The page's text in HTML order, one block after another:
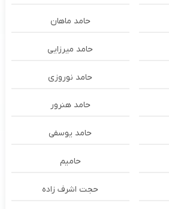
حامد ماهان
حامد میرزایی
حامد نوروزی
حامد هنرور
حامد یوسفی
حامیم
حجت اشرف زاده